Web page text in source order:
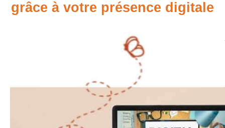
grâce à votre présence digitale